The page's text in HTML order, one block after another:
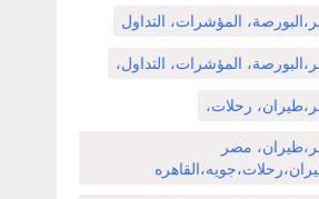
المؤشرات، التداول
المؤشرات، التداول،
رحلات،
مصر